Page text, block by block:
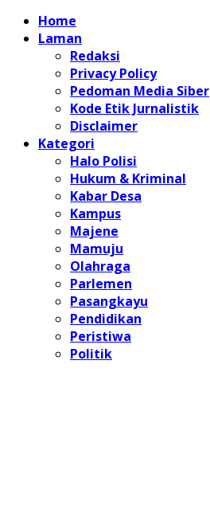
Home
Laman
Redaksi
Privacy Policy
Pedoman Media Siber
Kode Etik Jurnalistik
Disclaimer
Kategori
Halo Polisi
Hukum & Kriminal
Kabar Desa
Kampus
Majene
Mamuju
Olahraga
Parlemen
Pasangkayu
Pendidikan
Peristiwa
Politik